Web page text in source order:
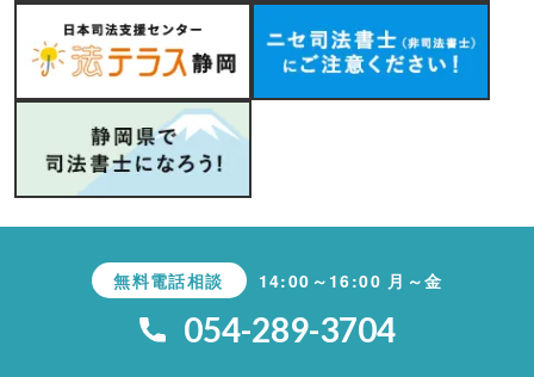
無料電話相談 14:00～16:00 月～金
054-289-3704